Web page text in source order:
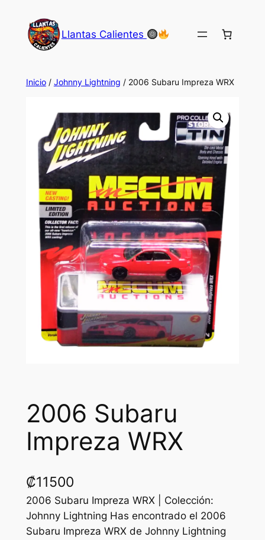
contenido
Llantas Calientes
Inicio/ Johnny Lightning / 2006 Subaru Impreza WRX
2006 Subaru
Impreza WRX
₡11500
2006 Subaru Impreza WRX | Colección:
Johnny Lightning Has encontrado el 2006
Subaru Impreza WRX de Johnny Lightning